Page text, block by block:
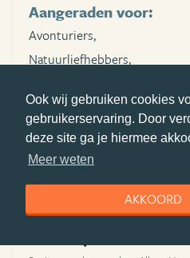
Ook wij gebruiken cookies
gebruikerservaring. Door
deze site ga je hiermee
Meer weten
AKKOORD
Aangeraden voor:
Avonturiers,
Natuurliefhebbers,
Onze zeiltocht op
Spitsbergen was